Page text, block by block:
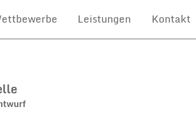
Leistungen Kontakt